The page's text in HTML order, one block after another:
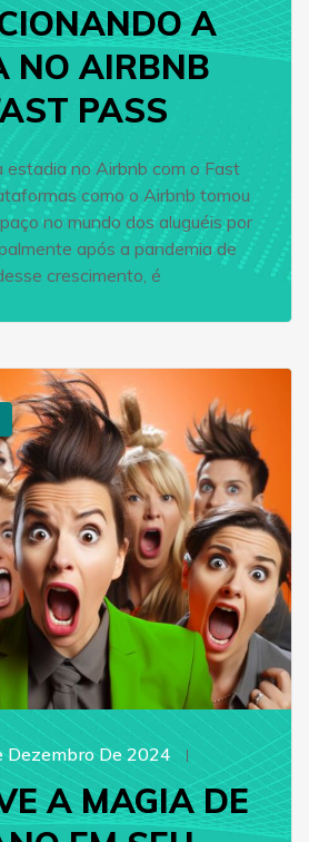
A
NO AIRBNB
PASS
estadia no Airbnb com o Fast
como o Airbnb tomou
no mundo dos aluguéis por
após a pandemia de
crescimento, é
Dezembro De 2024
A MAGIA DE